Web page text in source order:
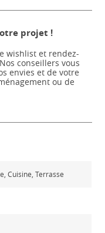
projet !
wishlist et rendez-
conseillers vous
envies et de votre
ou de
Cuisine, Terrasse